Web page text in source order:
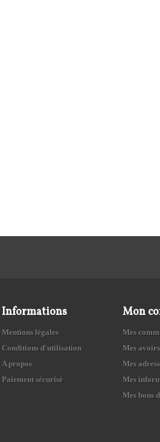
Informations
Mentions légales
Conditions d'utilisation
A propos
Paiement sécurisé
Mon
Mes
Mes avoirs
Mes
Mes
Mes bons